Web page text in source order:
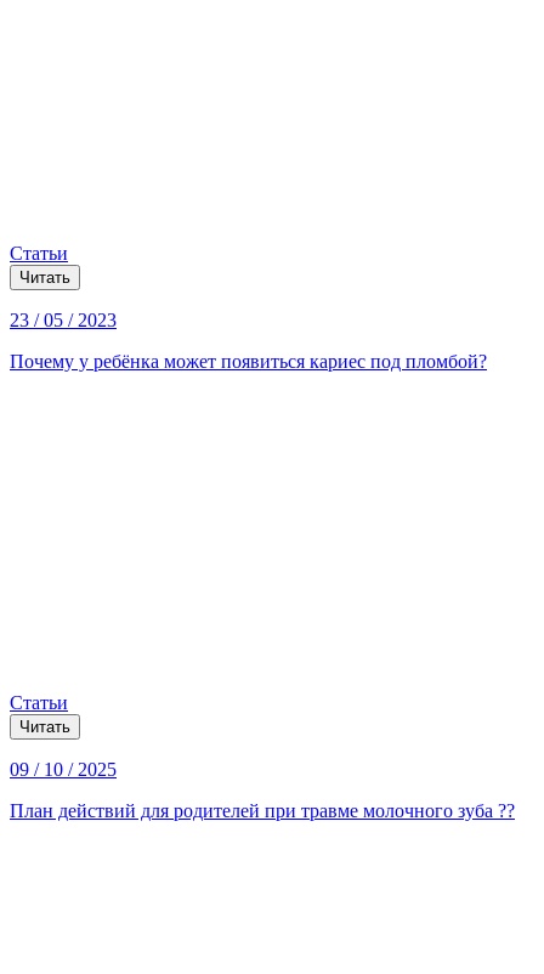
Статьи
Читать
23 / 05 / 2023
Почему у ребёнка может появиться кариес под пломбой?
Статьи
Читать
09 / 10 / 2025
План действий для родителей при травме молочного зуба ??